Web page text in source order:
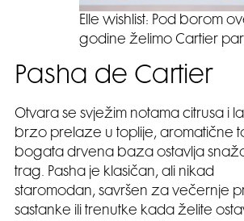
Elle wishlist: Pod borom
godine želimo Cartier
Pasha de Cartier
Otvara se svježim notama citrusa i
brzo prelaze u toplije, aromatične
bogata drvena baza ostavlja
trag. Pasha je klasičan, ali nikad
staromodan, savršen za večernje
sastanke ili trenutke kada želite